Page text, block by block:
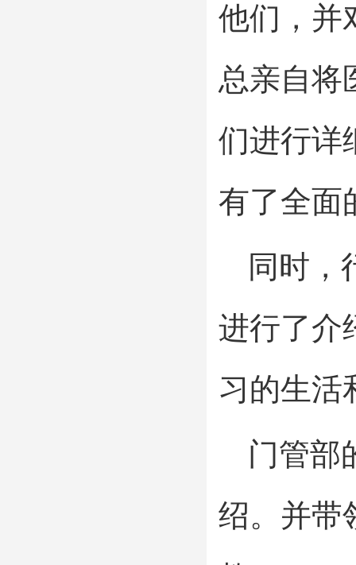
他们，并
总亲自将
们进行详
有了全面
同时，
进行了介
习的生活
门管部
绍。并带